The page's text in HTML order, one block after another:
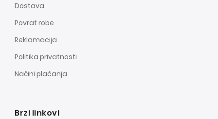
Dostava
Povrat robe
Reklamacija
Politika privatnosti
Načini plaćanja
Brzi linkovi